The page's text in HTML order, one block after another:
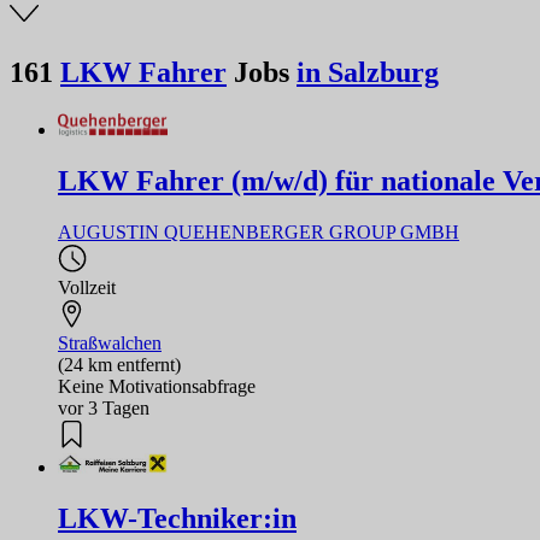
161 LKW Fahrer Jobs in Salzburg
LKW Fahrer (m/w/d) für nationale
AUGUSTIN QUEHENBERGER GROUP GMBH
Vollzeit
Straßwalchen
(24 km entfernt)
Keine Motivationsabfrage
vor 3 Tagen
LKW-Techniker:in